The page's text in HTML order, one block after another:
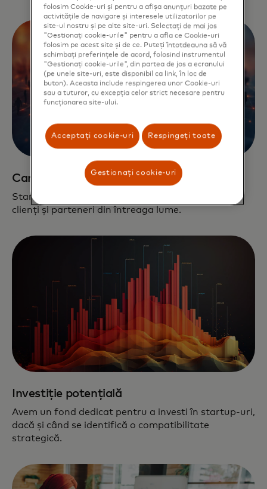
Canale și clienți
Start Path le oferă startup-urilor access la mii de
clienți și parteneri din întreaga lume.
Investiție potențială
Avem un fond dedicat pentru a investi în startup-uri,
dacă și când se identifică o compatibilitate
strategică.
folosim Cookie-uri și pentru a afișa anunțuri bazate pe
activitățile de navigare și interesele utilizatorilor pe
site-ul nostru și pe alte site-uri. Selectați de mai jos
"Gestionați cookie-urile" pentru a afla ce Cookie-uri
folosim pe acest site și de ce. Puteți întotdeauna să vă
schimbați preferințele de acord, folosind instrumentul
"Gestionați cookie-urile", din partea de jos a ecranului
(pe unele site-uri, este disponibil ca link, în loc de
buton). Aceasta include respingerea unor Cookie-uri
sau a tuturor, cu excepția celor strict necesare pentru
funcționarea site-ului.
Acceptați cookie-uri Respingeți toate
Gestionați cookie-uri